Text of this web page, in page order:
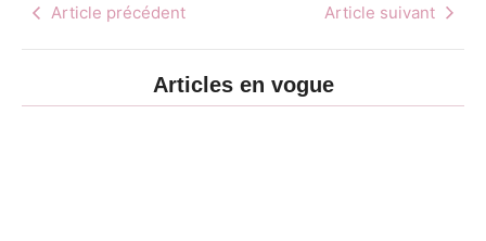
Article précédent Article suivant
Articles en vogue
Détente et